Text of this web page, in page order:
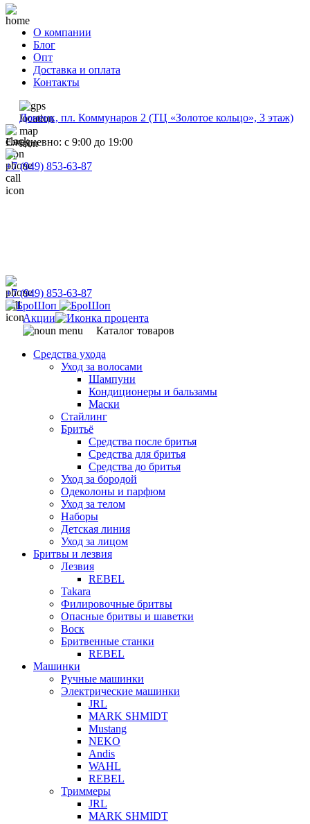
О компании
Блог
Опт
Доставка и оплата
Контакты
Донецк, пл. Коммунаров 2 (ТЦ «Золотое кольцо», 3 этаж)
Ежедневно: с 9:00 до 19:00
+7 (949) 853-63-87
+7 (949) 853-63-87
Акции
Каталог товаров
Средства ухода
Уход за волосами
Шампуни
Кондиционеры и бальзамы
Маски
Стайлинг
Бритьё
Средства после бритья
Средства для бритья
Средства до бритья
Уход за бородой
Одеколоны и парфюм
Уход за телом
Наборы
Детская линия
Уход за лицом
Бритвы и лезвия
Лезвия
REBEL
Takara
Филировочные бритвы
Опасные бритвы и шаветки
Воск
Бритвенные станки
REBEL
Машинки
Ручные машинки
Электрические машинки
JRL
MARK SHMIDT
Mustang
NEKO
Andis
WAHL
REBEL
Триммеры
JRL
MARK SHMIDT